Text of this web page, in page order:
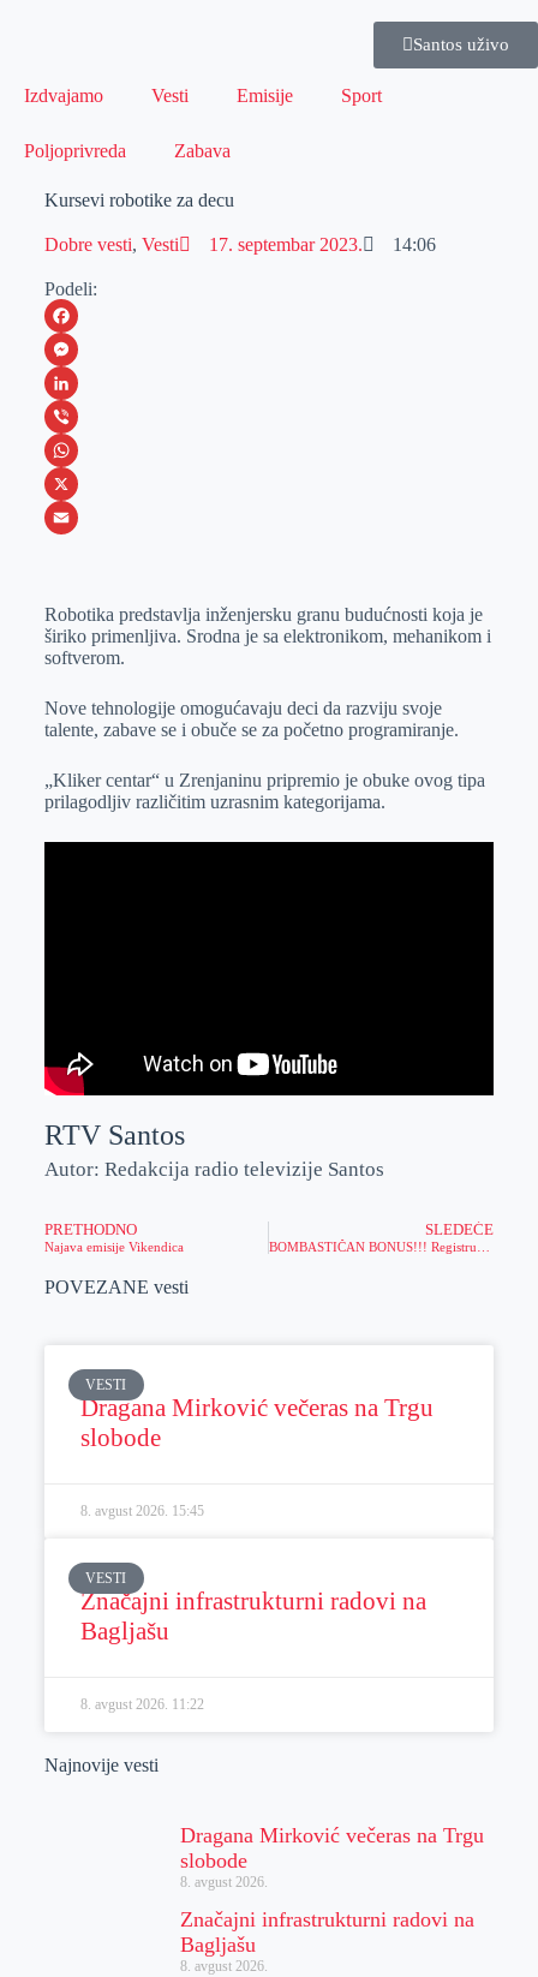
Santos uživo
Izdvajamo Vesti Emisije Sport
Poljoprivreda Zabava
Kursevi robotike za decu
Dobre vesti, Vesti 17. septembar 2023. 14:06
Podeli:
F
a
c
e
b
o
M
e
s
s
e
e
r
L
i
n
k
I
n
V
i
b
W
h
s
A
p
X
a
i
Robotika predstavlja inženjersku granu budućnosti koja je
širiko primenljiva. Srodna je sa elektronikom, mehanikom i
softverom.
Nove tehnologije omogućavaju deci da razviju svoje
talente, zabave se i obuče se za početno programiranje.
„Kliker centar“ u Zrenjaninu pripremio je obuke ovog tipa
prilagodljiv različitim uzrasnim kategorijama.
RTV Santos
Autor: Redakcija radio televizije Santos
PRETHODNO
Najava emisije Vikendica
SLEDEĆE
POVEZANE vesti
VESTI
Dragana Mirković večeras na Trgu
slobode
8. avgust 2026. 15:45
VESTI
Značajni infrastrukturni radovi na
Bagljašu
8. avgust 2026. 11:22
Najnovije vesti
Dragana Mirković večeras na Trgu
slobode
8. avgust 2026.
Značajni infrastrukturni radovi na
Bagljašu
8. avgust 2026.